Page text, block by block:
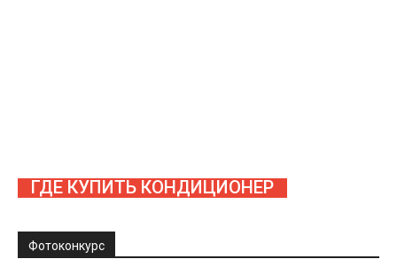
ГДЕ КУПИТЬ КОНДИЦИОНЕР
Фотоконкурс